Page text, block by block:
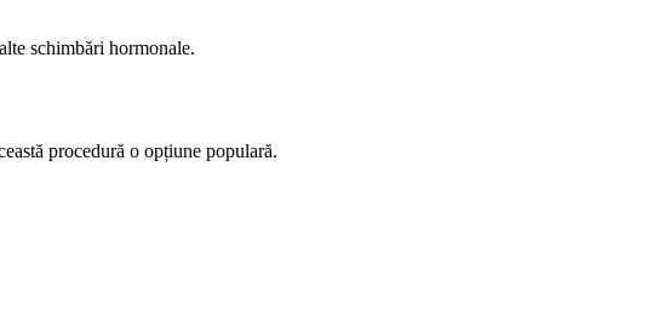
schimbări hormonale.
procedură o opțiune populară.